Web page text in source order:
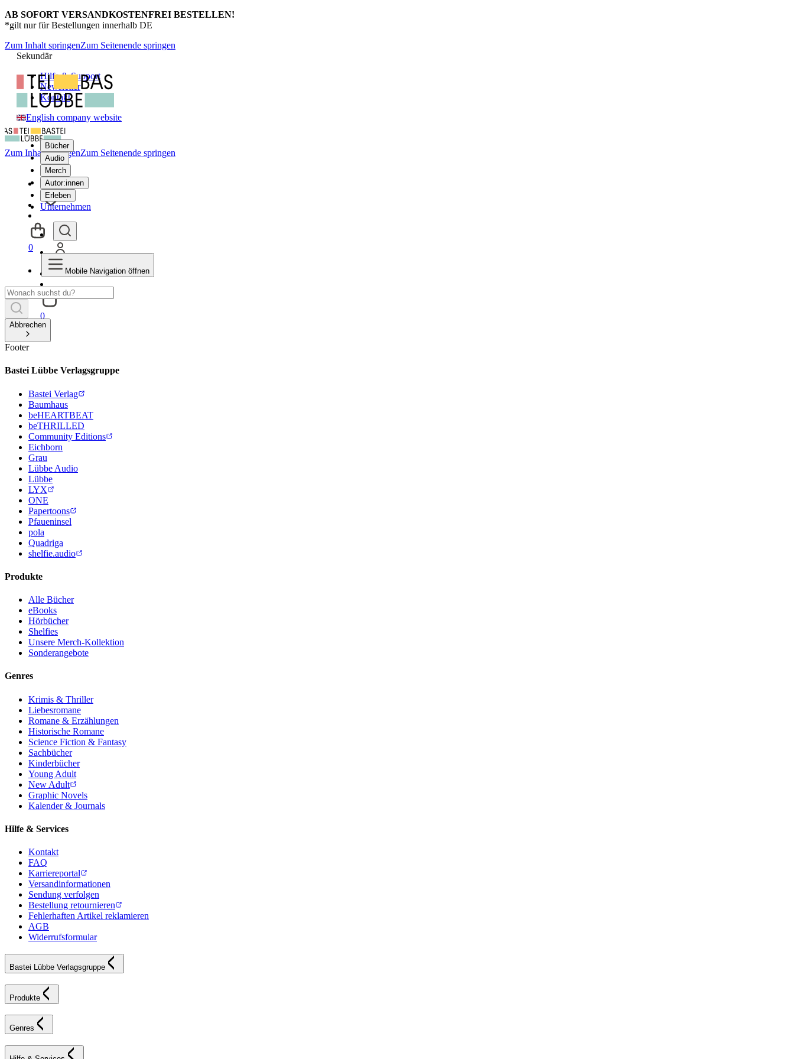
AB SOFORT VERSANDKOSTENFREI BESTELLEN!
*gilt nur für Bestellungen innerhalb DE
Zum Inhalt springenZum Seitenende springen
Sekundär
Hilfe & Support
Newsletter
Kontakt
English company website
Bücher
Audio
Merch
Autor:innen
Erleben
Unternehmen
0
Zum Inhalt springenZum Seitenende springen
0
Mobile Navigation öffnen
Abbrechen
Footer
Bastei Lübbe Verlagsgruppe
Bastei Verlag
Baumhaus
beHEARTBEAT
beTHRILLED
Community Editions
Eichborn
Grau
Lübbe Audio
Lübbe
LYX
ONE
Papertoons
Pfaueninsel
pola
Quadriga
shelfie.audio
Produkte
Alle Bücher
eBooks
Hörbücher
Shelfies
Unsere Merch-Kollektion
Sonderangebote
Genres
Krimis & Thriller
Liebesromane
Romane & Erzählungen
Historische Romane
Science Fiction & Fantasy
Sachbücher
Kinderbücher
Young Adult
New Adult
Graphic Novels
Kalender & Journals
Hilfe & Services
Kontakt
FAQ
Karriereportal
Versandinformationen
Sendung verfolgen
Bestellung retournieren
Fehlerhaften Artikel reklamieren
AGB
Widerrufsformular
Bastei Lübbe Verlagsgruppe
Produkte
Genres